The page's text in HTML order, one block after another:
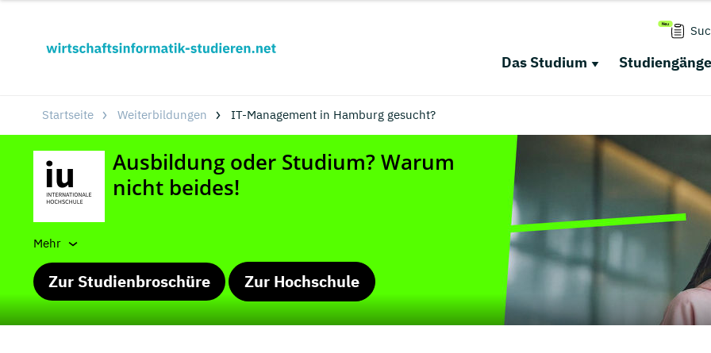
Das Studium Studiengänge
Startseite Weiterbildungen IT-Management in Hamburg gesucht?
Mehr
Zur Studienbroschüre Zur Hochschule